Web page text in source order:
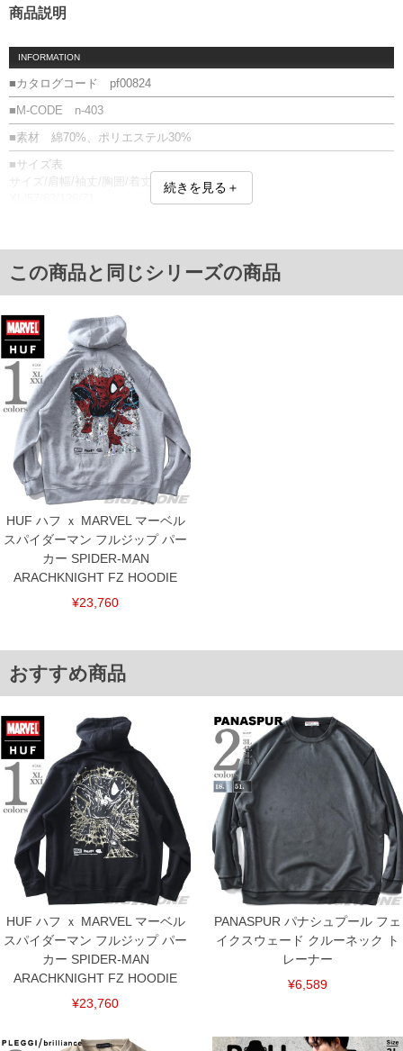
商品説明
INFORMATION
■カタログコード pf00824
■M-CODE n-403
■素材 綿70%、ポリエステル30%
■サイズ表
サイズ/肩幅/袖丈/胸囲/着丈
返品交換希望の方は、商品到着後1週間以内にご連絡ください。
※【ボトムの裾上げをご希望の場合】
裾上げ料金は500円+税となります。
備考欄に股下●cmとご記入下さい。（裾上げ無料対象商品は1本につき税込6,000円以
上の品が対象。1本5,999円以下の商品は有料（500円+税）となります。）
出荷まで約1週間～20日間程お時間を頂く場合がございます。
尚、裾上げした商品は返品・交換不可となりますので、予めご了承下さい。
一部、お直しに対応出来ない商品がございます。(例：裾にファスナーや調節ひもが付
いている、極端なデザインが施されている等)
※商品によって若干のサイズの誤差がございます。また、お客様がご使用の環境（コ
ンピュータ画面）によって、商品の色味が若干異なる場合がございます。予めご了承
ください。
※当店での掲載商品は、実店鋪と在庫を共用しておりますので店頭での売り違い、店
舗からのお取り寄せ等により、お客様にご迷惑をお掛けしてしまう場合がございま
す。そのようなことがない様最大限に努めておりますが、もしあった場合速やかにご
連絡させて頂きますので予めご了承ください。
ITEM INTRODUCTION
COLOR VARIATION
続きを見る＋
この商品と同じシリーズの商品
HUF ハフ ｘ MARVEL マーベル
スパイダーマン フルジップ パー
カー SPIDER-MAN
ARACHKNIGHT FZ HOODIE
¥23,760
おすすめ商品
HUF ハフ ｘ MARVEL マーベル
スパイダーマン フルジップ パー
カー SPIDER-MAN
ARACHKNIGHT FZ HOODIE
¥23,760
PANASPUR パナシュプール フェ
イクスウェード クルーネック ト
レーナー
¥6,589